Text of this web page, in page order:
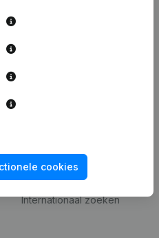
cookies
Internationaal zoeken